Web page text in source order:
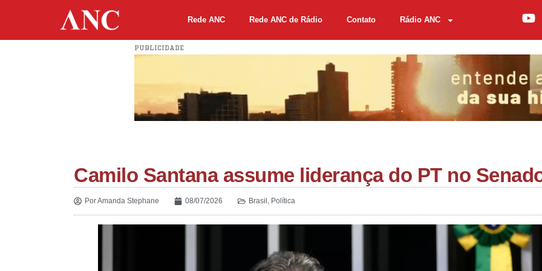
Rede ANC Rede ANC de Rádio Contato Rádio ANC
PUBLICIDADE
Camilo Santana assume liderança do PT no
PorAmanda Stephane 08/07/2026 Brasil , Política